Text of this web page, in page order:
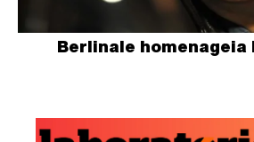
Berlinale homenageia